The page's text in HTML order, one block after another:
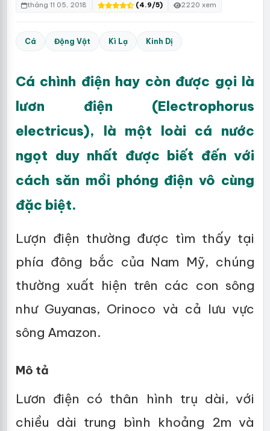
tháng 11 05, 2018 (4.9/5) 2220 xem
Cá Động Vật Kì Lạ Kinh Dị
Cá chình điện hay còn được gọi là
lươn điện (Electrophorus
electricus), là một loài cá nước
ngọt duy nhất được biết đến với
cách săn mồi phóng điện vô cùng
đặc biệt.
Lượn điện thường được tìm thấy tại
phía đông bắc của Nam Mỹ, chúng
thường xuất hiện trên các con sông
như Guyanas, Orinoco và cả lưu vực
sông Amazon.
Mô tả
Lươn điện có thân hình trụ dài, với
chiều dài trung bình khoảng 2m và